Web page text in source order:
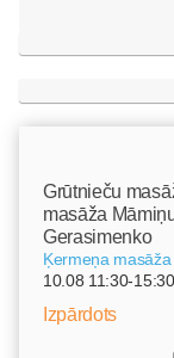
Grūtnieču
masāža
Gerasimenko
Ķermeņa masāža
10.08 11:30-15:30
Izpārdots